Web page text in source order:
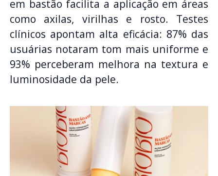
em bastão facilita a aplicação em áreas
como axilas, virilhas e rosto. Testes
clínicos apontam alta eficácia: 87% das
usuárias notaram tom mais uniforme e
93% perceberam melhora na textura e
luminosidade da pele.